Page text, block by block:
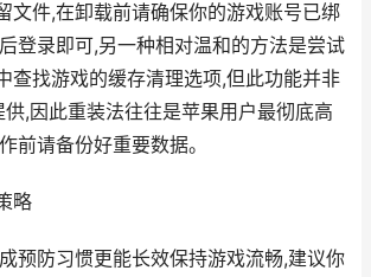
文件,在卸载前请确保你的游戏账号已绑
登录即可,另一种相对温和的方法是尝试
查找游戏的缓存清理选项,但此功能并非
供,因此重装法往往是苹果用户最彻底高
前请备份好重要数据。
略
预防习惯更能长效保持游戏流畅,建议你